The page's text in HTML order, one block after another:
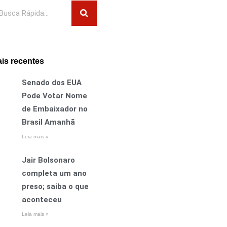
recentes
Senado dos EUA
Pode Votar Nome
de Embaixador no
Brasil Amanhã
Leia mais »
Jair Bolsonaro
completa um ano
preso; saiba o que
aconteceu
Leia mais »